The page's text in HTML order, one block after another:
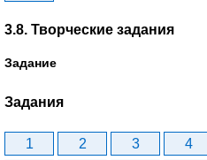
3.8. Творческие задания
Задание
Задания
1 2 3 4